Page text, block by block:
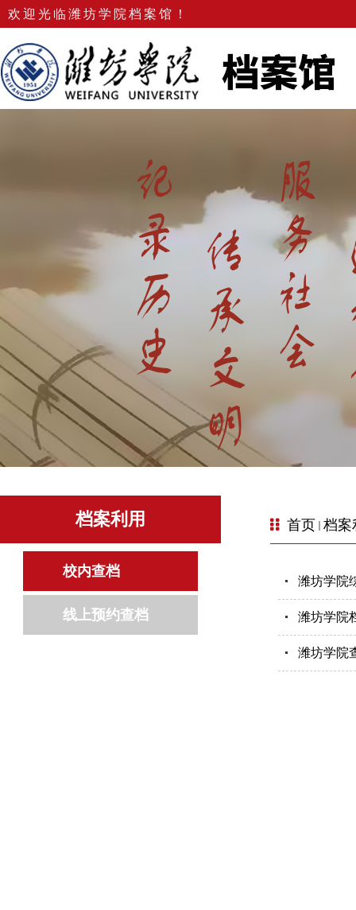
欢迎光临潍坊学院档案馆！
档案利用
校内查档
线上预约查档
首页 档案
潍坊学院
潍坊学院
潍坊学院